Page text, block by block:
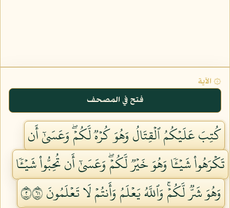
۞ الآية
فتح في المصحف
كُتِبَ عَلَيۡكُمُ ٱلۡقِتَالُ وَهُوَ كُرۡهٞ لَّكُمۡۖ وَعَسَىٰٓ أَن
تَكۡرَهُواْ شَيۡـٔٗا وَهُوَ خَيۡرٞ لَّكُمۡۖ وَعَسَىٰٓ أَن تُحِبُّواْ شَيۡـٔٗا
وَهُوَ شَرّٞ لَّكُمۡۚ وَٱللَّهُ يَعۡلَمُ وَأَنتُمۡ لَا تَعۡلَمُونَ ٢١٦